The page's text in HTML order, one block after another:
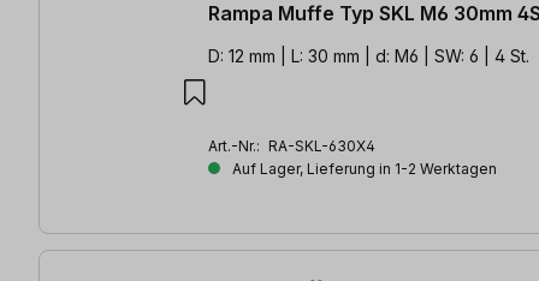
Rampa Muffe Typ SKL M6 30mm
D: 12 mm | L: 30 mm | d: M6 | SW: 6 | 4 St.
Art.-Nr.: RA-SKL-630X4
Auf Lager, Lieferung in 1-2 Werktagen